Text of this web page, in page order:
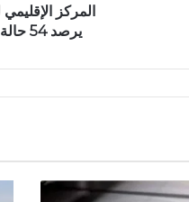
المركز
يرصد 54 حالة نشاط غباري في الإقليم